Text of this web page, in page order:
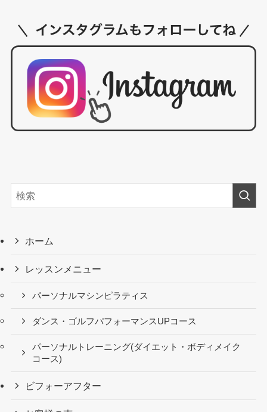
ホーム
レッスンメニュー
パーソナルマシンピラティス
ダンス・ゴルフパフォーマンスUPコース
パーソナルトレーニング(ダイエット・ボディメイク
コース)
ビフォーアフター